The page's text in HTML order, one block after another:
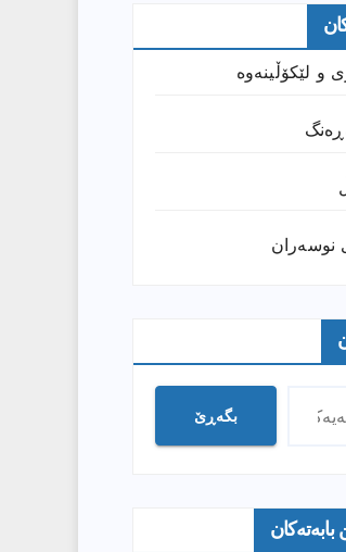
و لێکۆڵینەوە
نوسەران
بگەڕێ
بابەتەکان